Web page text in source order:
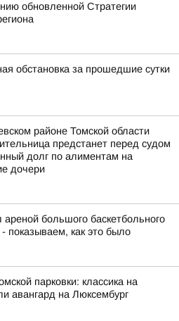
обновленной Стратегии
обстановка за прошедшие сутки
районе Томской области
предстанет перед судом
долг по алиментам на
дочери
ареной большого баскетбольного
- показываем, как это было
парковки: классика на
авангард на Люксембург